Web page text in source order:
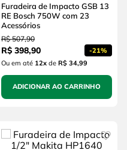
Furadeira de Impacto GSB 13
RE Bosch 750W com 23
Acessórios
R$ 507,90
R$ 398,90 -21%
Ou em até 12xde R$ 34,99
ADICIONAR AO CARRINHO